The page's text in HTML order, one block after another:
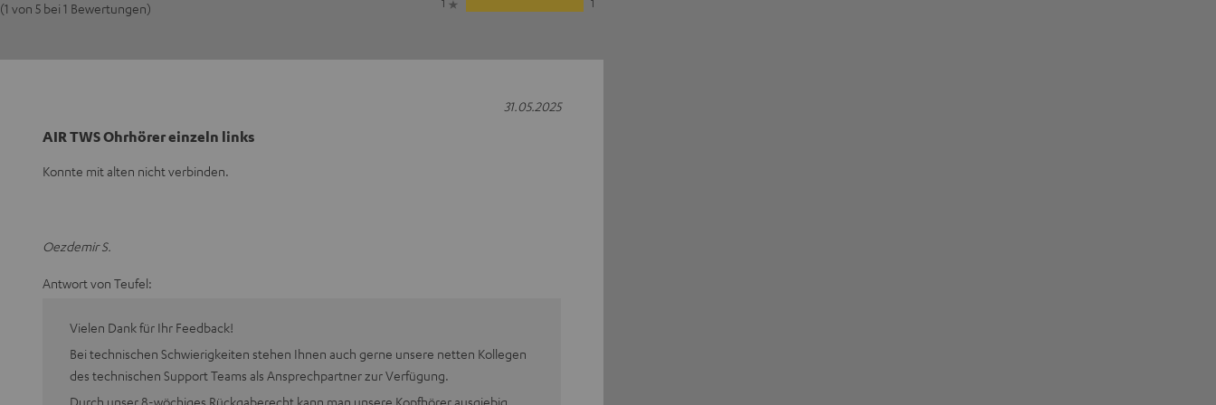
(1 von 5 bei 1 Bewertungen)
1
1
AIR TWS Ohrhörer einzeln links
Konnte mit alten nicht verbinden.
Oezdemir S.
31.05.2025
Antwort von Teufel:
Vielen Dank für Ihr Feedback!
Bei technischen Schwierigkeiten stehen Ihnen auch gerne unsere netten Kollegen
des technischen Support Teams als Ansprechpartner zur Verfügung.
Durch unser 8-wöchiges Rückgaberecht kann man unsere Kopfhörer ausgiebig